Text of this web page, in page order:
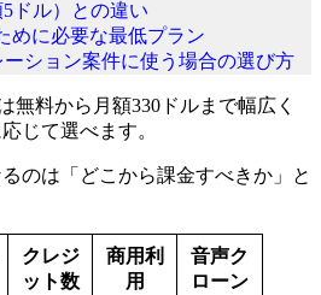
5ドル）との違い
めに必要な最低プラン
ーション案件に使う場合の選び方
無料から月額330ドルまで幅広く
じて選べます。
のは「どこから課金すべきか」と
クレジ
ット数
商用利
用
音声ク
ローン